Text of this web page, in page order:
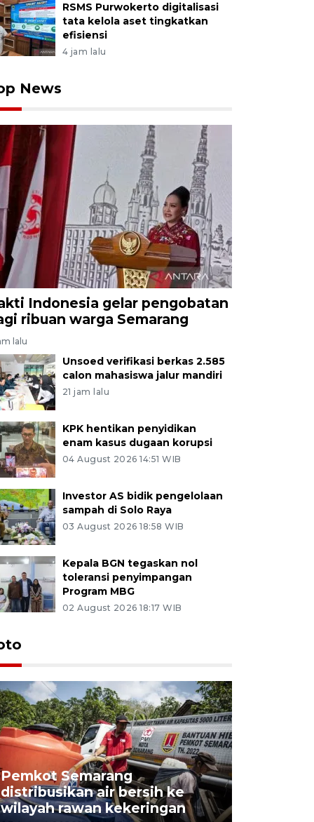
RSMS Purwokerto digitalisasi
tata kelola aset tingkatkan
efisiensi
4 jam lalu
News
Indonesia gelar pengobatan
ribuan warga Semarang
lalu
Unsoed verifikasi berkas 2.585
calon mahasiswa jalur mandiri
21 jam lalu
KPK hentikan penyidikan
enam kasus dugaan korupsi
04 August 2026 14:51 WIB
Investor AS bidik pengelolaan
sampah di Solo Raya
03 August 2026 18:58 WIB
Kepala BGN tegaskan nol
toleransi penyimpangan
Program MBG
02 August 2026 18:17 WIB
Pemkot Semarang
distribusikan air bersih ke
wilayah rawan kekeringan